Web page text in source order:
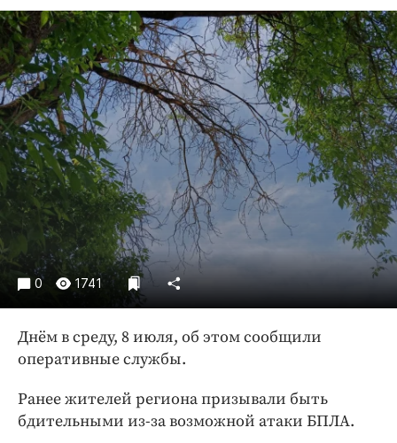
Авто и транспорт
Благоустройство
Криминал
Культура
Недвижимость и ЖКХ
Образование
Общество
Погода
Праздники
Происшествия
Спорт
Экономика и бизнес
ПРОЕКТЫ
Издания
Медиаперсона
0 1741
Днём в среду, 8 июля, об этом сообщили
оперативные службы.
Ранее жителей региона призывали быть
бдительными из-за возможной атаки БПЛА.